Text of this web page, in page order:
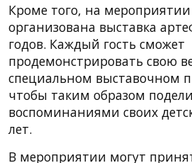
Кроме того, на мероприятии
организована выставка
годов. Каждый гость сможет
продемонстрировать свою
специальном выставочном
чтобы таким образом
воспоминаниями своих
лет.
В мероприятии могут